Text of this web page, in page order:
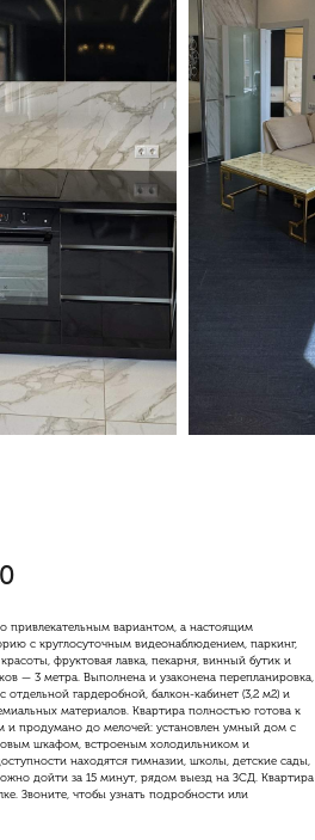
привлекательным вариантом, а настоящим
с круглосуточным видеонаблюдением, паркинг,
фруктовая лавка, пекарня, винный бутик и
— 3 метра. Выполнена и узаконена перепланировка,
гардеробной, балкон-кабинет (3,2 м2) и
материалов. Квартира полностью готова к
и продумано до мелочей: установлен умный дом с
шкафом, встроеным холодильником и
находятся гимназии, школы, детские сады,
дойти за 15 минут, рядом выезд на ЗСД. Квартира
Звоните, чтобы узнать подробности или